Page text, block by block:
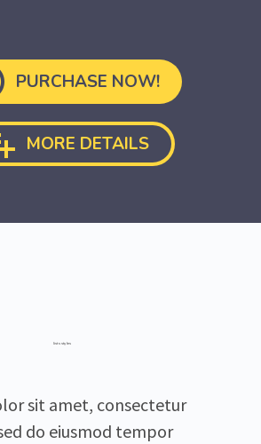
PURCHASE NOW!
MORE DETAILS
lists styles
sit amet, consectetur
do eiusmod tempor